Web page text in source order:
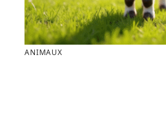
ANIMAUX